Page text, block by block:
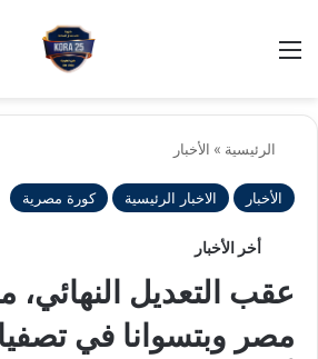
الرئيسية » الأخبار
الأخبار الاخبار الرئيسية كورة مصرية
أخر الأخبار
عقب التعديل النهائي،
مصر وبتسوانا في